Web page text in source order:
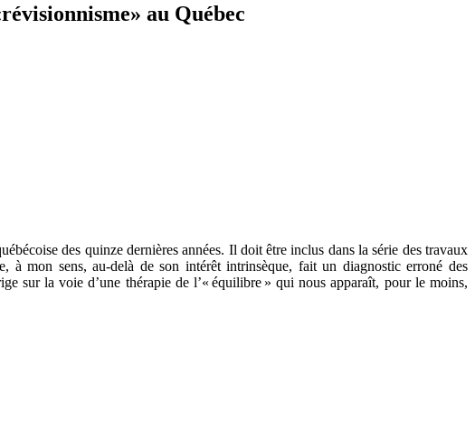
au Québec
des quinze dernières années. Il doit être inclus dans la série des travaux
mon sens, au-delà de son intérêt intrinsèque, fait un diagnostic erroné des
sur la voie d’une thérapie de l’« équilibre » qui nous apparaît, pour le moins,